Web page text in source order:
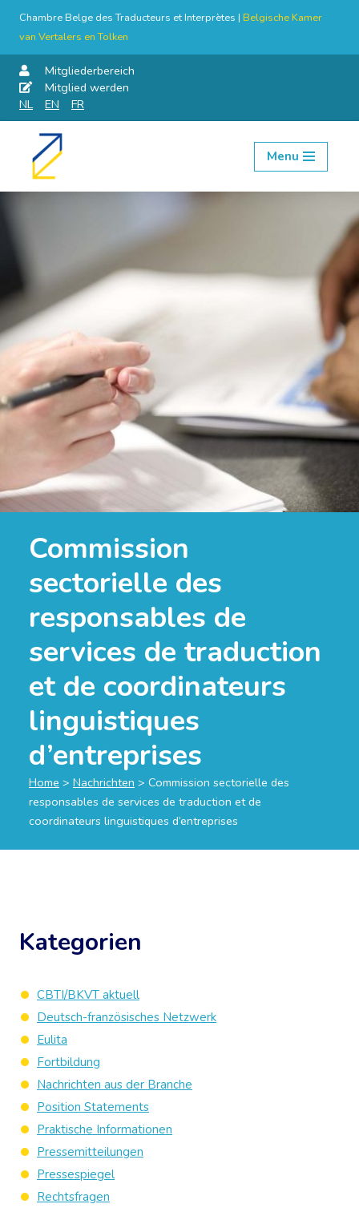
Chambre Belge des Traducteurs et Interprètes | Belgische Kamer
van Vertalers en Tolken
Mitgliederbereich
Mitglied werden
NL
EN FR
Skip
Menu
Commission
sectorielle des
responsables de
services de traduction
et de coordinateurs
linguistiques
d’entreprises
Home > Nachrichten > Commission sectorielle des
responsables de services de traduction et de
coordinateurs linguistiques d’entreprises
Kategorien
CBTI/BKVT aktuell
Deutsch-französisches Netzwerk
Eulita
Fortbildung
Nachrichten aus der Branche
Position Statements
Praktische Informationen
Pressemitteilungen
Pressespiegel
Rechtsfragen